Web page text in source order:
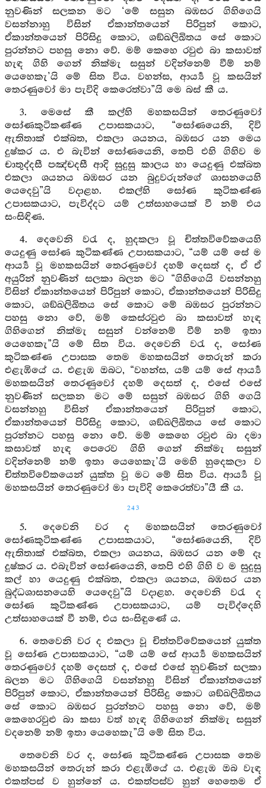
නුවණින් සලකන මට ‘මේ සසුන බඹසර ගිහිගෙයි
වසන්නාහු විසින් ඒකාන්තයෙන් පිරිපුන් කොට,
ඒකාන්තයෙන් පිරිසිදු කොට, ශඞ්ඛලිඛිතය සේ කොට
පුරන්නට පහසු නො වේ. මම් කෙහෙ රවුළු බා කසාවත්
හැඳ ගිහි ගෙන් නික්මැ සසුන් වදින්නෙම් වීම් නම්
යෙහෙකැ’යි මේ සිත විය. වහන්ස, ආර්‍ය්‍ය වූ කසයින්
තෙරණුවෝ මා පැවිදි කෙරෙත්වා”යි මෙ බස් කී ය.
3. මෙසේ කී කල්හි මහකසයින් තෙරණුවෝ
සෝණකුටිකණ්ණ උපාසකයාට, “සෝණයෙනි, දිවි
ඇතිතාක් එක්බත, එකලා ශයනය, බඹසර යන මෙය
දුෂ්කර ය. එ බැවින් සෝණයෙනි, තෙපි එහි ගිහිව ම
චාතුද්දසී පඤ්චදසී ආදි සුදුසු කාලය හා යෙදුණු එක්බත
එකලා ශයනය බඹසර යන බුදුවරුන්ගේ ශාසනයෙහි
යෙදෙවු”යි වදාළහ. එකල්හි සෝණ කුටිකණ්ණ
උපාසකයාට, පැවිද්දට යම් උත්සාහයෙක් වී නම් එය
සංසිඳිණ.
4. දෙවෙනි වරැ ද, හුදකලා වූ චිත්තවිවේකයෙහි
යෙදුණු සෝණ කුටිකණ්ණ උපාසකයාට, “යම් යම් සේ ම
ආර්‍ය්‍ය වූ මහකසයින් තෙරණුවෝ දහම් දෙසත් ද, ඒ ඒ
අයුරින් නුවණින් සලකා බලන මට “ගිහිගෙයි වසන්නහු
විසින් ඒකාන්තයෙන් පිරිපුන් කොට, ඒකාන්තයෙන් පිරිසිදු
කොට, ශඞ්ඛලිඛිතය සේ කොට මේ බඹසර පුරන්නට
පහසු නො වේ, මම් කෙස්රවුළු බා කසාවත් හැඳ
ගිහිගෙන් නික්මැ සසුන් වන්නෙම් වීම් නම් ඉතා
යෙහෙකැ”යි මේ සිත විය. දෙවෙනි වරැ ද, සෝණ
කුටිකණ්ණ උපාසක තෙම මහකසයින් තෙරුන් කරා
එළැඹියේ ය. එළැඹ ඔබට, “වහන්ස, යම් යම් සේ ආර්‍ය්‍ය
මහකසයින් තෙරණුවෝ දහම් දෙසත් ද, එසේ එසේ
නුවණින් සලකන මට මේ සසුන් බඹසර ගිහි ගෙයි
වසන්නහු විසින් ඒකාන්තයෙන් පිරිපුන් කොට,
ඒකාන්තයෙන් පිරිසිදු කොට, ශඞ්ඛලිඛිතය සේ කොට
පුරන්නට පහසු නො වේ. මම් කෙහෙ රවුළු බා දමා
කසාවත් හැඳ පෙරෙව ගිහි ගෙන් නික්මැ සසුන්
වදින්නෙම් නම් ඉතා යෙහෙකැ’යි මෙහි හුදෙකලා ව
චිත්තවිවේකයෙන් යුක්ත වූ මට මේ සිත විය. ආර්‍ය්‍ය වූ
මහකසයින් තෙරණුවෝ මා පැවිදි කෙරෙත්වා”යී කී ය.
243
5. දෙවෙනි වර ද මහකසයින් තෙරණුවෝ
සෝණකුටිකණ්ණ උපාසකයාට, “සෝණයෙනි, දිවි
ඇතිතාක් එක්බත, එකලා ශයනය, බඹසර යන මේ දෑ
දුෂ්කර ය. එබැවින් සෝණයෙනි, තෙපි එහි ගිහි ව ම සුදුසු
කල් හා යෙදුණු එක්බත, එකලා ශයනය, බඹසර යන
බුද්ධශාසනයෙහි යෙදෙවු”යි වදාළහ. දෙවෙනි වරැ ද
සෝණ කුටිකණ්ණ උපාසකයාට, යම් පැවිද්දෙහි
උත්සාහයෙක් වී නම්, එය සංසිඳුණේ ය.
6. තෙවෙනි වර ද එකලා වූ චිත්තවිවේකයෙන් යුක්ත
වූ සෝණ උපාසකයාට, “යම් යම් සේ ආර්‍ය්‍ය මහකසයින්
තෙරණුවෝ දහම් දෙසත් ද, එසේ එසේ නුවණින් සලකා
බලන මට ගිහිගෙයි වසන්නහු විසින් ඒකාන්තයෙන්
පිරිපුන් කොට, ඒකාන්තයෙන් පිරිසිදු කොට ශඞ්ඛලිඛිතය
සේ කොට බඹසර පුරන්නට පහසු නො වේ, මම්
කෙහෙරවුළු බා කසා වත් හැඳ ගිහිගෙන් නික්මැ සසුන්
වදනෙම් නම් ඉතා යෙහෙකැ”යි මේ සිත විය.
තෙවෙනි වර ද, සෝණ කුටිකණ්ණ උපාසක තෙම
මහකසයින් තෙරුන් කරා එළැඹියේ ය. එළැඹ ඔබ වැඳ
එකත්පස් ව හුන්නේ ය. එකත්පස්ව හුන් හෙතෙම ඒ